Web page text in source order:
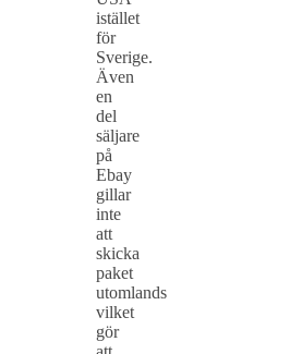
istället
för
Sverige.
Även
en
del
säljare
på
Ebay
gillar
inte
att
skicka
paket
utomlands
vilket
gör